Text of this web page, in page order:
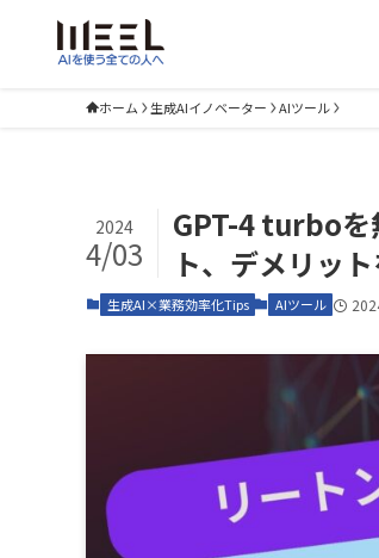
ホーム 生成AIイノベーター AIツール
GPT-4 turboを
ト、デメリッ
2024
4/03
生成AI×業務効率化Tips AIツール